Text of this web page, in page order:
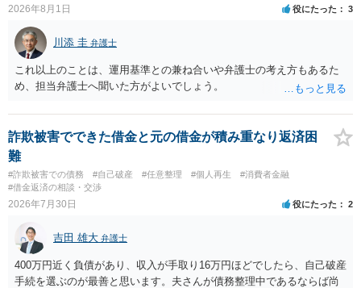
2026年8月1日 役にたった 3
川添 圭 弁護士
これ以上のことは、運用基準との兼ね合いや弁護士の考え方もあるた
め、担当弁護士へ聞いた方がよいでしょう。
詐欺被害でできた借金と元の借金が積み重なり返済困
難
#詐欺被害での債務 #自己破産 #任意整理 #個人再生
#消費者金融
#借金返済の相談・交渉
2026年7月30日 役にたった 2
吉田 雄大 弁護士
400万円近く負債があり、収入が手取り16万円ほどでしたら、自己破産
手続を選ぶのが最善と思います。夫さんが債務整理中であるならば尚